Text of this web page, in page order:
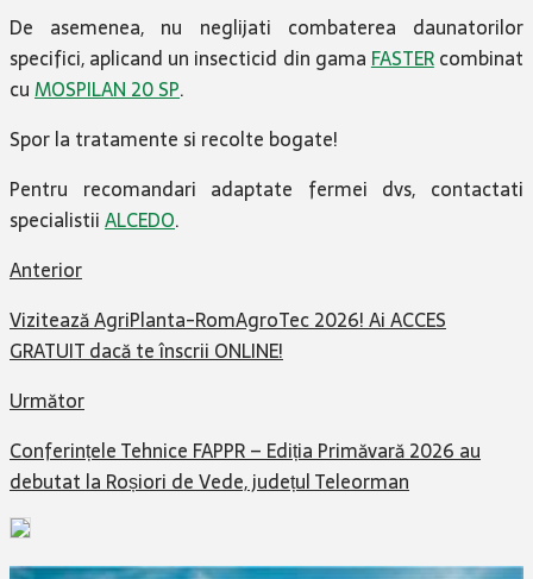
De asemenea, nu neglijati combaterea daunatorilor
specifici, aplicand un insecticid din gama FASTERcombinat
cuMOSPILAN 20 SP.
Spor la tratamente si recolte bogate!
Pentru recomandari adaptate fermei dvs, contactati
specialistiiALCEDO.
Anterior
Vizitează AgriPlanta-RomAgroTec 2026! Ai ACCES
GRATUIT dacă te înscrii ONLINE!
Următor
Conferințele Tehnice FAPPR – Ediția Primăvară 2026 au
debutat la Roșiori de Vede, județul Teleorman